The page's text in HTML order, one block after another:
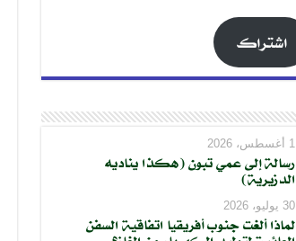
اشتراك
1 أغسطس، 2026
رسالة إلى عمي تبون (هكذا يناديه
الدزيرية)
30 يوليو، 2026
لماذا ألغت جنوب أفريقيا اتفاقية السفن